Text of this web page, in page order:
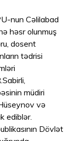
nun Cəlilabad
həsr olunmuş
dosent
tədrisi
müdiri
və
ediblər.
Dövlət